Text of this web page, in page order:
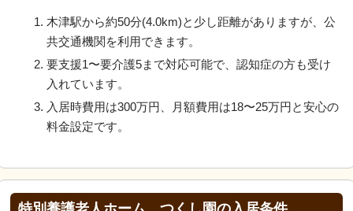
木津駅から約50分(4.0km)と少し距離がありますが、公
共交通機関を利用できます。
要支援1〜要介護5まで対応可能で、認知症の方も受け
入れています。
入居時費用は300万円、月額費用は18〜25万円と安心の
料金設定です。